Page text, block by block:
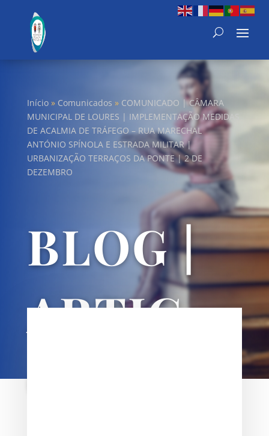
Início» Comunicados » COMUNICADO | CÂMARA
MUNICIPAL DE LOURES | IMPLEMENTAÇÃO MEDIDAS
DE ACALMIA DE TRÁFEGO – RUA MARECHAL
ANTÓNIO SPÍNOLA E ESTRADA MILITAR |
URBANIZAÇÃO TERRAÇOS DA PONTE | 2 DE
DEZEMBRO
BLOG |
ARTIG
OS